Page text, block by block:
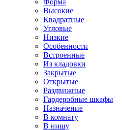
Форма
Высокие
Квадратные
Угловые
Низкие
Особенности
Встроенные
Из кладовки
Закрытые
Открытые
Раздвижные
Гардеробные шкафы
Назначение
В комнату
В нишу